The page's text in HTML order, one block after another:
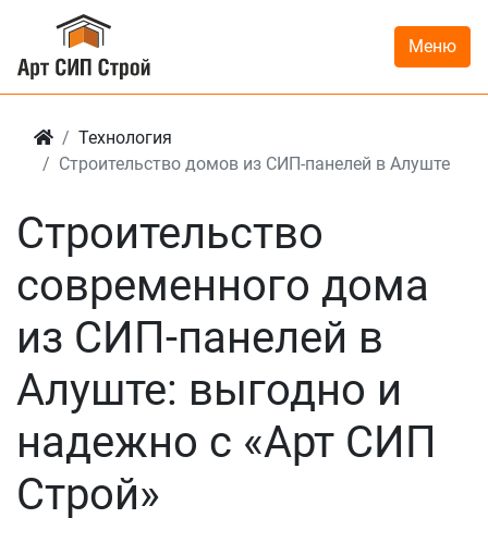
Меню
Технология
Строительство домов из СИП-панелей в Алуште
Строительство
современного дома
из СИП-панелей в
Алуште: выгодно и
надежно с «Арт СИП
Строй»